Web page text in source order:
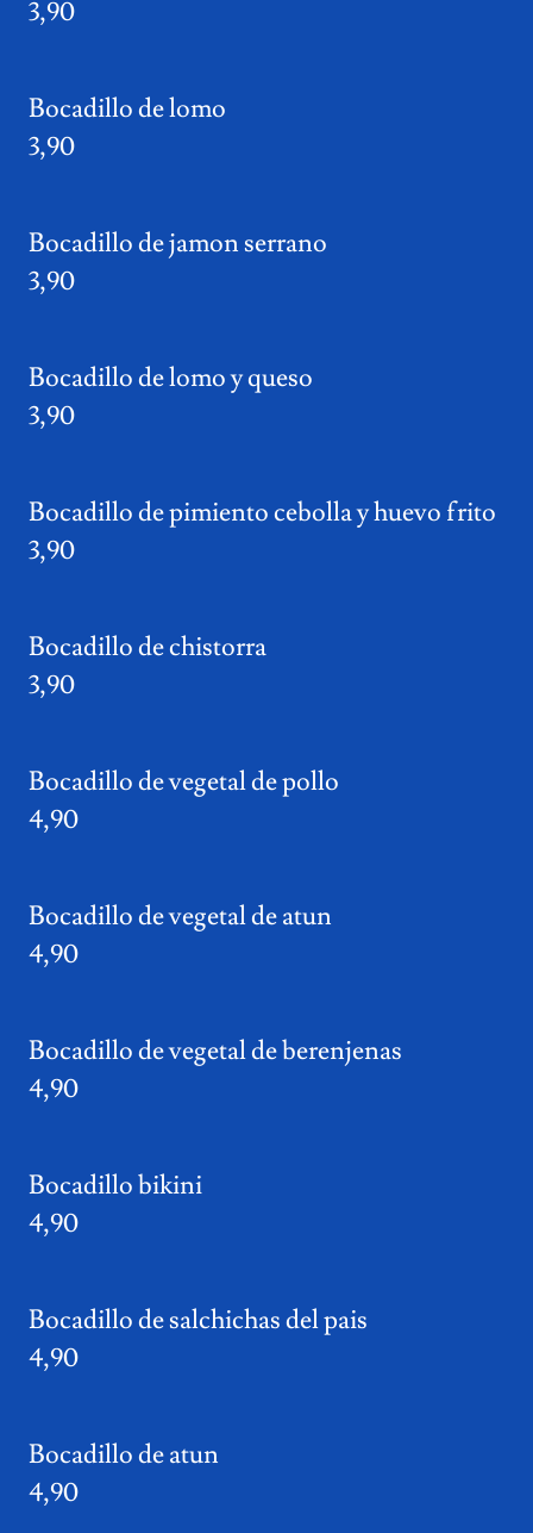
3,90
Bocadillo de lomo
3,90
Bocadillo de jamon serrano
3,90
Bocadillo de lomo y queso
3,90
Bocadillo de pimiento cebolla y huevo frito
3,90
Bocadillo de chistorra
3,90
Bocadillo de vegetal de pollo
4,90
Bocadillo de vegetal de atun
4,90
Bocadillo de vegetal de berenjenas
4,90
Bocadillo bikini
4,90
Bocadillo de salchichas del pais
4,90
Bocadillo de atun
4,90